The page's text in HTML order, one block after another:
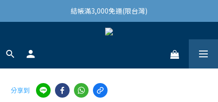
結帳滿3,000免運(限台灣)
結帳滿3,000免運(限台灣)
註冊會員領100購物金
分享到